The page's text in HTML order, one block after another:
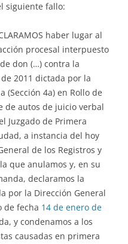
siguiente fallo:
haber lugar al
procesal interpuesto
don (…) contra la
2011 dictada por la
(Sección 4a) en Rollo de
de autos de juicio verbal
Juzgado de Primera
a instancia del hoy
de los Registros y
que anulamos y, en su
declaramos la
por la Dirección General
de fecha 14 de enero de
y condenamos a los
causadas en primera